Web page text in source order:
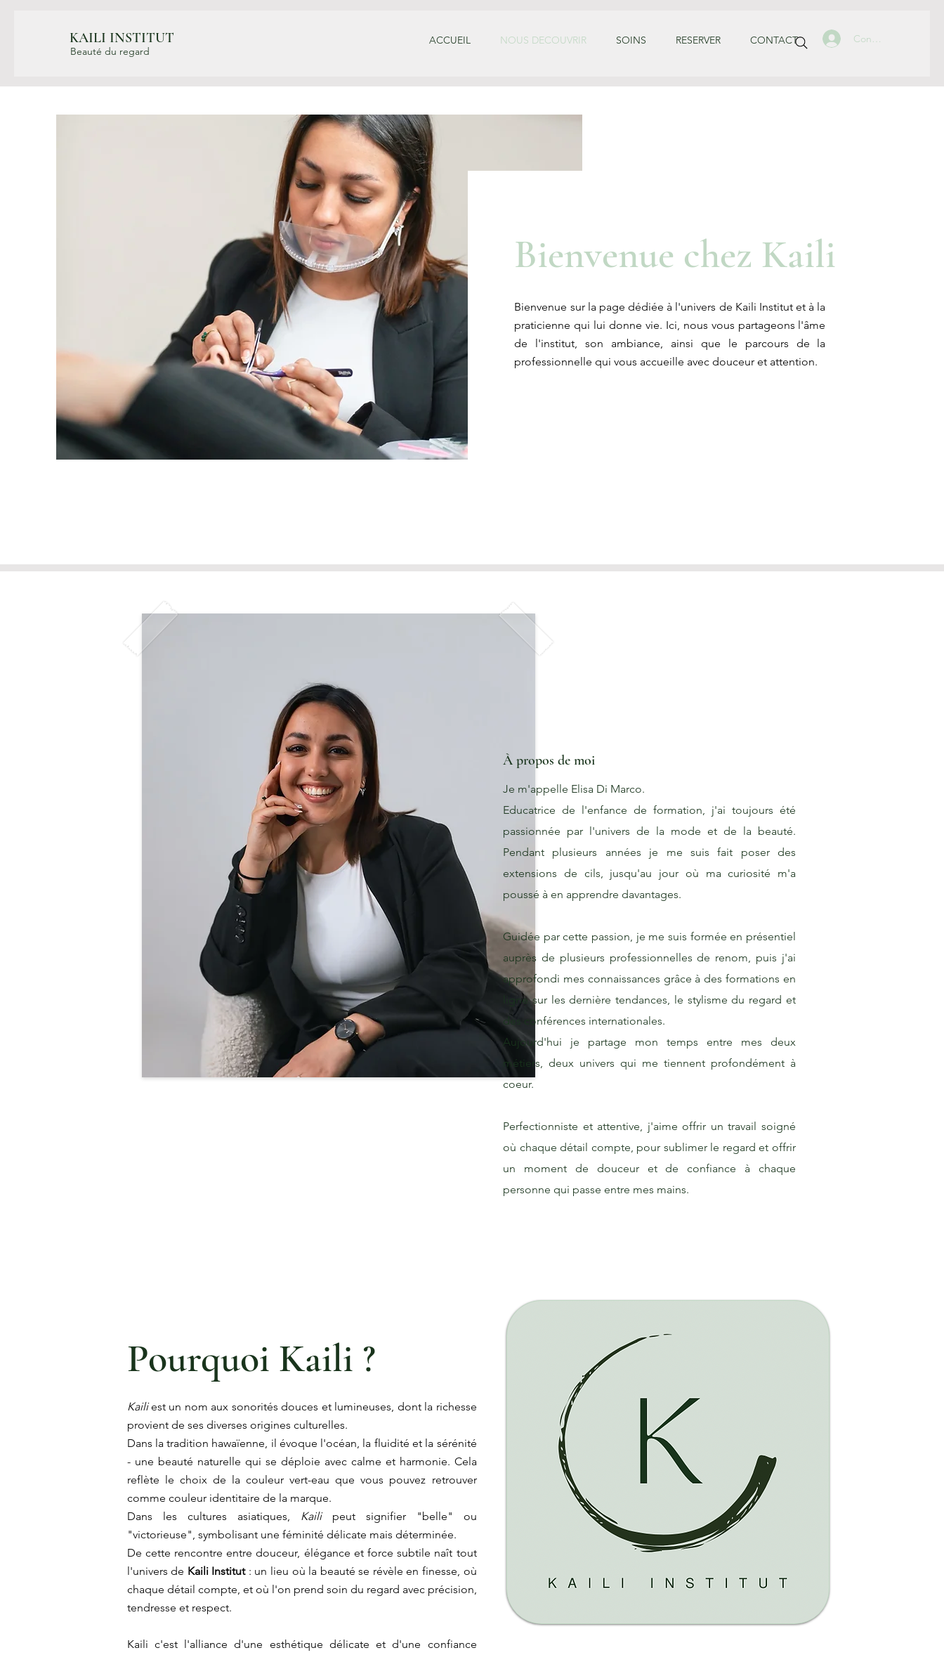
KAILI INSTITUT
Beauté du regard
ACCUEIL NOUS DECOUVRIR SOINS RESERVER CONTACT Connexion
Bienvenue chez Kaili
Bienvenue sur la page dédiée à l'univers de Kaili Institut et à la
praticienne qui lui donne vie. Ici, nous vous partageons l'âme
de l'institut, son ambiance, ainsi que le parcours de la
professionnelle qui vous accueille avec douceur et attention.
À propos de moi
Je m'appelle Elisa Di Marco.
Educatrice de l'enfance de formation, j'ai toujours été
passionnée par l'univers de la mode et de la beauté.
Pendant plusieurs années je me suis fait poser des
extensions de cils, jusqu'au jour où ma curiosité m'a
poussé à en apprendre davantages.
Guidée par cette passion, je me suis formée en présentiel
auprès de plusieurs professionnelles de renom, puis j'ai
approfondi mes connaissances grâce à des formations en
ligne sur les dernière tendances, le stylisme du regard et
des conférences internationales.
Aujourd'hui je partage mon temps entre mes deux
métiers, deux univers qui me tiennent profondément à
coeur.
Perfectionniste et attentive, j'aime offrir un travail soigné
où chaque détail compte, pour sublimer le regard et offrir
un moment de douceur et de confiance à chaque
personne qui passe entre mes mains.
Pourquoi Kaili ?
Kailiest un nom aux sonorités douces et lumineuses, dont la richesse
provient de ses diverses origines culturelles.
Dans la tradition hawaïenne, il évoque l'océan, la fluidité et la sérénité
- une beauté naturelle qui se déploie avec calme et harmonie. Cela
reflète le choix de la couleur vert-eau que vous pouvez retrouver
comme couleur identitaire de la marque.
Dans les cultures asiatiques, Kaili peut signifier "belle" ou
"victorieuse", symbolisant une féminité délicate mais déterminée.
De cette rencontre entre douceur, élégance et force subtile naît tout
l'univers de Kaili Institut: un lieu où la beauté se révèle en finesse, où
chaque détail compte, et où l'on prend soin du regard avec précision,
tendresse et respect.
Kaili c'est l'alliance d'une esthétique délicate et d'une confiance